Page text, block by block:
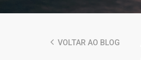
VOLTAR AO BLOG